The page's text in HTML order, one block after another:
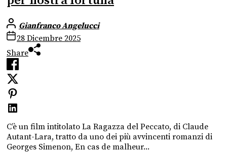
Gianfranco Angelucci
28 Dicembre 2025
Share
C’è un film intitolato La Ragazza del Peccato, di Claude
Autant-Lara, tratto da uno dei più avvincenti romanzi di
Georges Simenon, En cas de malheur...